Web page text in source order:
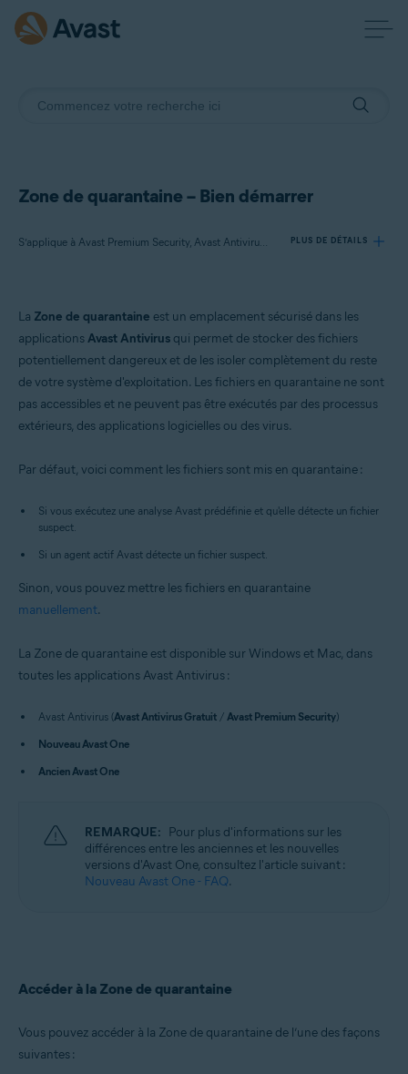
Zone de quarantaine – Bien démarrer
S’applique à Avast Premium Security, Avast Antivirus Gratuit, Avast One PLUS DE DÉTAILS
Produits:
Avast Premium Security
Avast One
Systèmes d'exploitation:
Windows et macOS
La Zone de quarantaine est un emplacement sécurisé dans les
applicationsAvast Antivirus qui permet de stocker des fichiers
potentiellement dangereux et de les isoler complètement du reste
de votre système d'exploitation. Les fichiers en quarantaine ne sont
pas accessibles et ne peuvent pas être exécutés par des processus
extérieurs, des applications logicielles ou des virus.
Par défaut, voici comment les fichiers sont mis en quarantaine :
Si vous exécutez une analyse Avast prédéfinie et qu'elle détecte un fichier
suspect.
Si un agent actif Avast détecte un fichier suspect.
Sinon, vous pouvez mettre les fichiers en quarantaine
manuellement.
La Zone de quarantaine est disponible sur Windows et Mac, dans
toutes les applications Avast Antivirus :
Avast Antivirus (Avast Antivirus Gratuit / Avast Premium Security)
Nouveau Avast One
Ancien Avast One
REMARQUE: Pour plus d'informations sur les
différences entre les anciennes et les nouvelles
versions d'Avast One, consultez l'article suivant :
Nouveau Avast One - FAQ.
Accéder à la Zone de quarantaine
Vous pouvez accéder à la Zone de quarantaine de l’une des façons
suivantes :